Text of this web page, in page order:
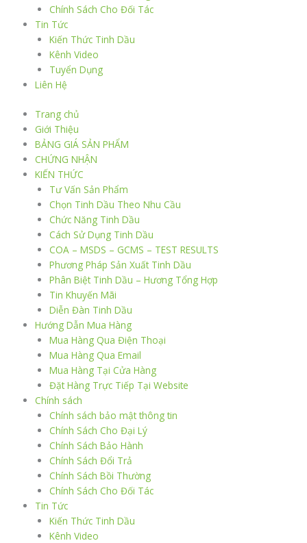
Chính Sách Cho Đối Tác
Tin Tức
Kiến Thức Tinh Dầu
Kênh Video
Tuyển Dụng
Liên Hệ
Trang chủ
Giới Thiệu
BẢNG GIÁ SẢN PHẨM
CHỨNG NHẬN
KIẾN THỨC
Tư Vấn Sản Phẩm
Chọn Tinh Dầu Theo Nhu Cầu
Chức Năng Tinh Dầu
Cách Sử Dụng Tinh Dầu
COA – MSDS – GCMS – TEST RESULTS
Phương Pháp Sản Xuất Tinh Dầu
Phân Biệt Tinh Dầu – Hương Tổng Hợp
Tin Khuyến Mãi
Diễn Đàn Tinh Dầu
Hướng Dẫn Mua Hàng
Mua Hàng Qua Điện Thoại
Mua Hàng Qua Email
Mua Hàng Tại Cửa Hàng
Đặt Hàng Trực Tiếp Tại Website
Chính sách
Chính sách bảo mật thông tin
Chính Sách Cho Đại Lý
Chính Sách Bảo Hành
Chính Sách Đổi Trả
Chính Sách Bồi Thường
Chính Sách Cho Đối Tác
Tin Tức
Kiến Thức Tinh Dầu
Kênh Video